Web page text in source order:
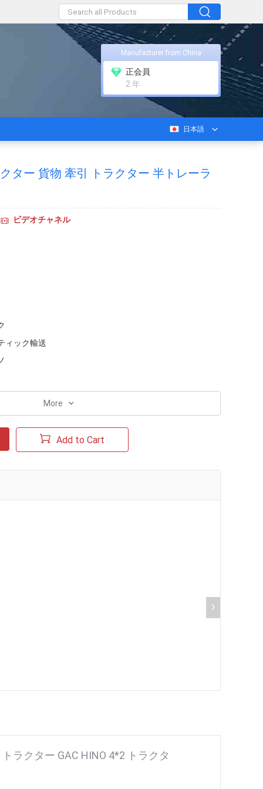
Manufacturer from China
正会員
2 年
日本語
ター 貨物 牽引 トラクター 半トレーラ
ビデオチャネル
ィック輸送
More
Add to Cart
ラクター GAC HINO 4*2 トラクタ